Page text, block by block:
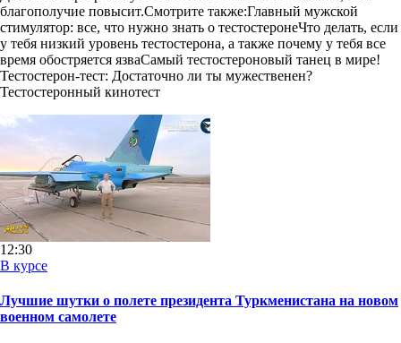
благополучие повысит.Смотрите также:Главный мужской
стимулятор: все, что нужно знать о тестостеронеЧто делать, если
у тебя низкий уровень тестостерона, а также почему у тебя все
время обостряется язваСамый тестостероновый танец в мире!
Тестостерон-тест: Достаточно ли ты мужественен?
Тестостеронный кинотест
12:30
В курсе
Лучшие шутки о полете президента Туркменистана на новом
военном самолете